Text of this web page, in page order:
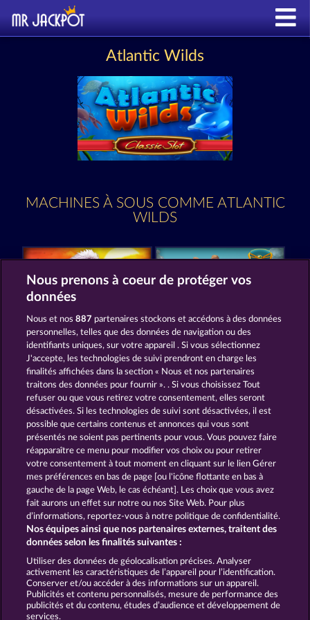
Atlantic Wilds
MACHINES À SOUS COMME ATLANTIC
WILDS
Majestic King Golden Ei of Moorhuhn
Black Beauty Wild Rapa Nui
CGU
Politique de confidentialité et de cookies
Mentions légales Société
Envoyer la demande de rétractation
Nous prenons à coeur de protéger vos
données
Nous et nos887 partenaires stockons et accédons à des données
personnelles, telles que des données de navigation ou des
identifiants uniques, sur votre appareil . Si vous sélectionnez
J'accepte, les technologies de suivi prendront en charge les
finalités affichées dans la section « Nous et nos partenaires
traitons des données pour fournir ». . Si vous choisissez Tout
refuser ou que vous retirez votre consentement, elles seront
désactivées. Si les technologies de suivi sont désactivées, il est
possible que certains contenus et annonces qui vous sont
présentés ne soient pas pertinents pour vous. Vous pouvez faire
réapparaître ce menu pour modifier vos choix ou pour retirer
votre consentement à tout moment en cliquant sur le lien Gérer
mes préférences en bas de page [ou l'icône flottante en bas à
gauche de la page Web, le cas échéant]. Les choix que vous avez
fait aurons un effet sur notre ou nos Site Web. Pour plus
d’informations, reportez-vous à notre politique de confidentialité.
Nos équipes ainsi que nos partenaires externes, traitent des
données selon les finalités suivantes :
Utiliser des données de géolocalisation précises. Analyser
activement les caractéristiques de l’appareil pour l’identification.
Conserver et/ou accéder à des informations sur un appareil.
Publicités et contenu personnalisés, mesure de performance des
publicités et du contenu, études d’audience et développement de
services.